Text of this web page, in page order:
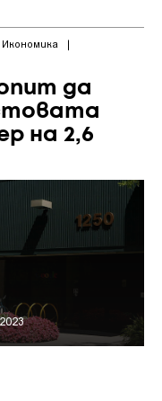
Икономика |
да
на 2,6